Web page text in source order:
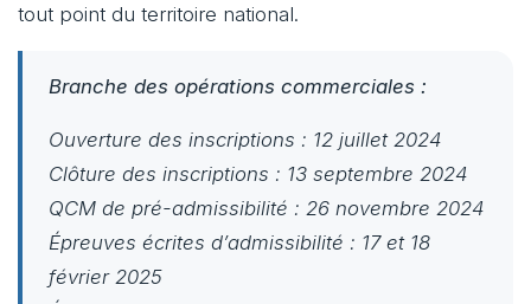
tout point du territoire national.
Branche des opérations commerciales :
Ouverture des inscriptions : 12 juillet 2024
Clôture des inscriptions : 13 septembre 2024
QCM de pré-admissibilité : 26 novembre 2024
Épreuves écrites d’admissibilité : 17 et 18
février 2025